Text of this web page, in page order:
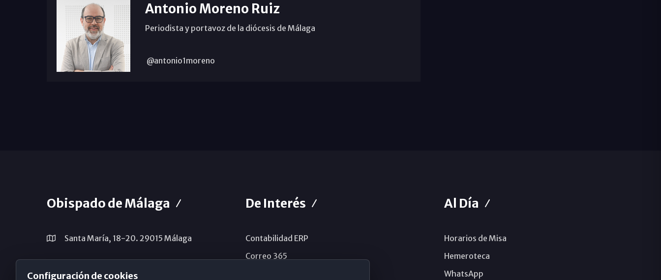
Antonio Moreno Ruiz
Periodista y portavoz de la diócesis de Málaga
@antonio1moreno
Obispado de Málaga
Santa María, 18-20. 29015 Málaga
(+34) 952 224 386
De Interés
Contabilidad ERP
Correo 365
Al Día
Horarios de Misa
Hemeroteca
WhatsApp
Configuración de cookies